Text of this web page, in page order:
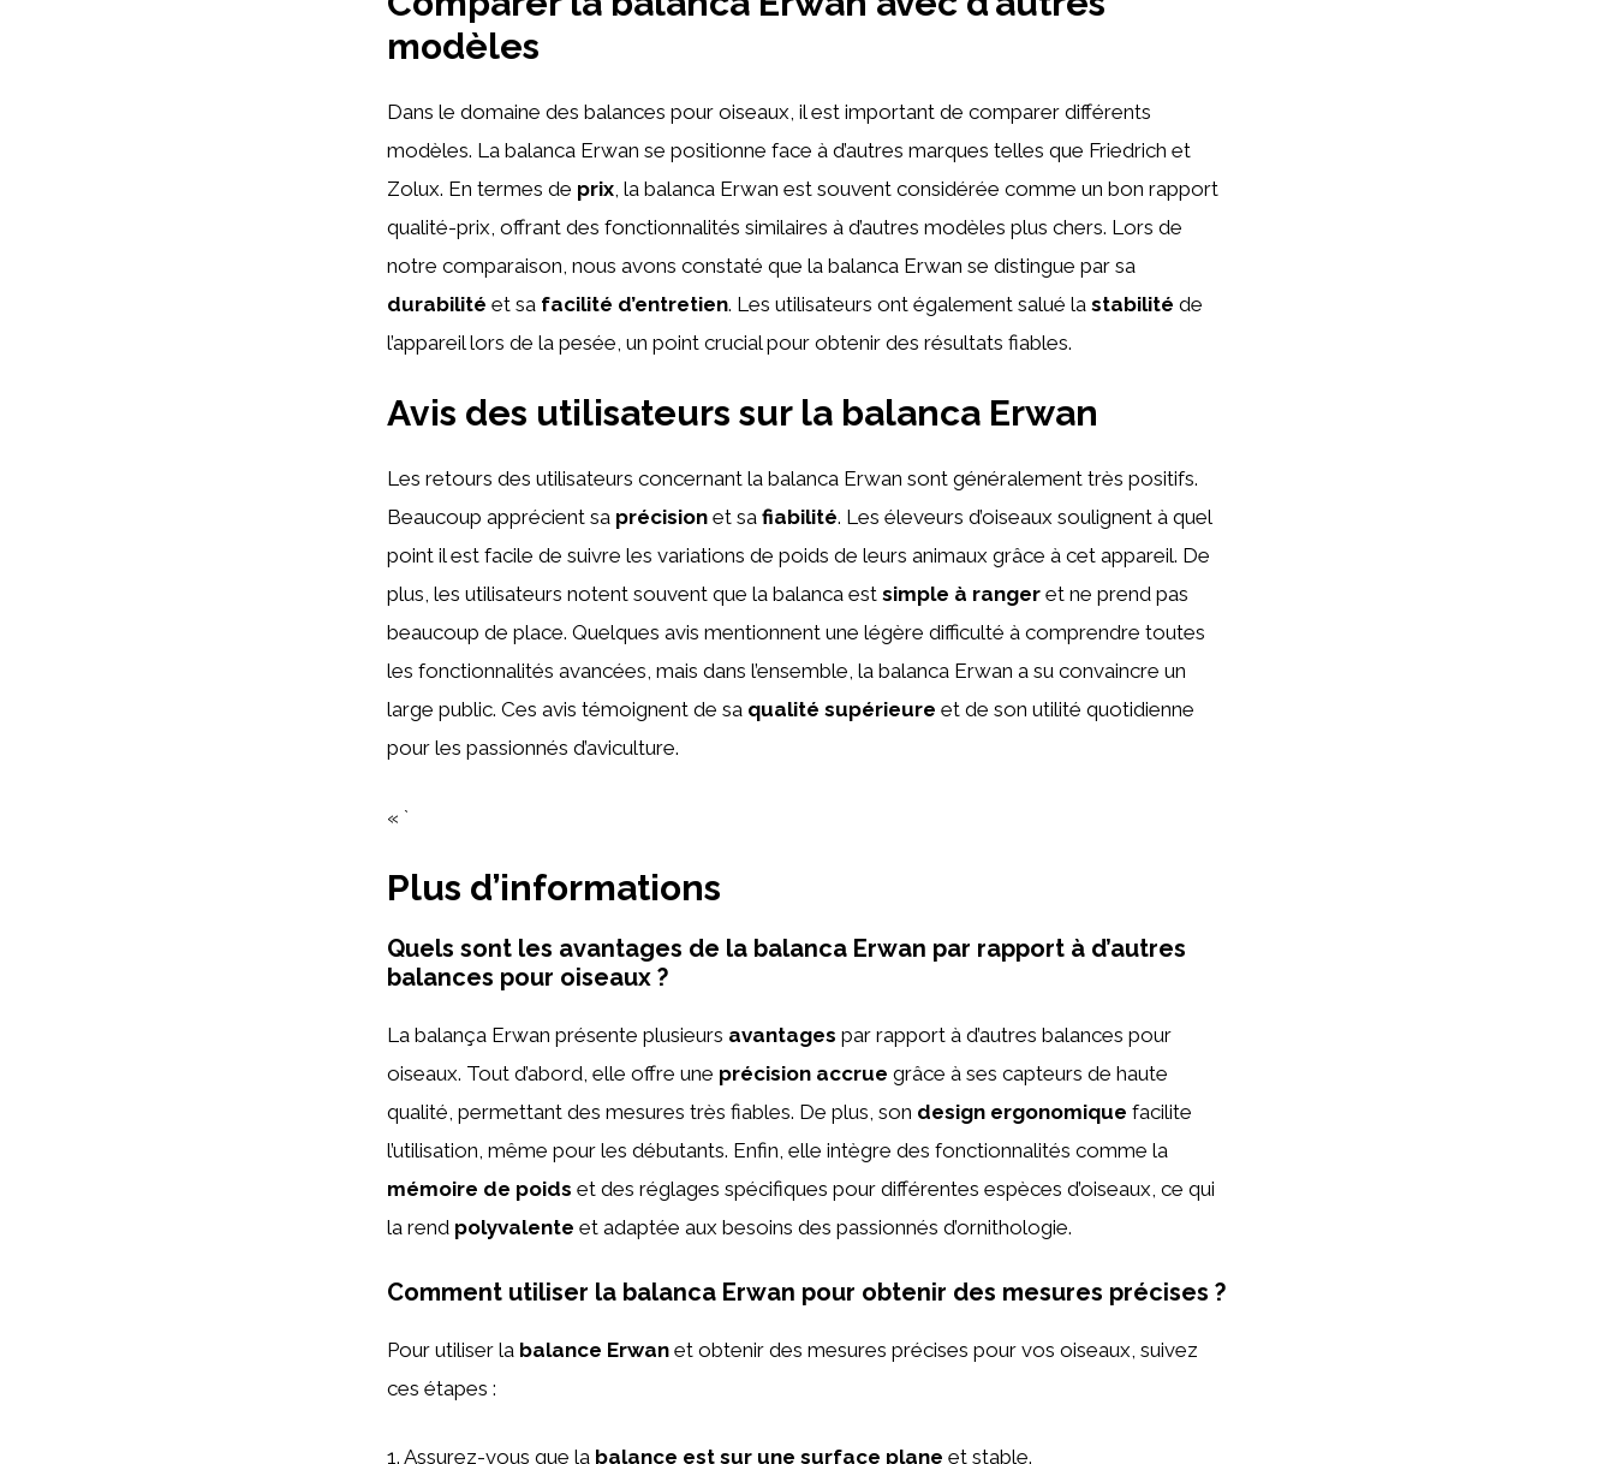
modèles
Dans le domaine des balances pour oiseaux, il est important de comparer différents
modèles. La balanca Erwan se positionne face à d’autres marques telles que Friedrich et
Zolux. En termes de prix , la balanca Erwan est souvent considérée comme un bon rapport
qualité-prix, offrant des fonctionnalités similaires à d’autres modèles plus chers. Lors de
notre comparaison, nous avons constaté que la balanca Erwan se distingue par sa
durabilité et sa facilité d’entretien. Les utilisateurs ont également salué la stabilité de
l’appareil lors de la pesée, un point crucial pour obtenir des résultats fiables.
Avis des utilisateurs sur la balanca Erwan
Les retours des utilisateurs concernant la balanca Erwan sont généralement très positifs.
Beaucoup apprécient sa précision et sa fiabilité. Les éleveurs d’oiseaux soulignent à quel
point il est facile de suivre les variations de poids de leurs animaux grâce à cet appareil. De
plus, les utilisateurs notent souvent que la balanca est simple à ranger et ne prend pas
beaucoup de place. Quelques avis mentionnent une légère difficulté à comprendre toutes
les fonctionnalités avancées, mais dans l’ensemble, la balanca Erwan a su convaincre un
large public. Ces avis témoignent de sa qualité supérieure et de son utilité quotidienne
pour les passionnés d’aviculture.
« `
Plus d’informations
Quels sont les avantages de la balanca Erwan par rapport à d’autres
balances pour oiseaux ?
La balança Erwan présente plusieurs avantages par rapport à d’autres balances pour
oiseaux. Tout d’abord, elle offre une précision accrue grâce à ses capteurs de haute
qualité, permettant des mesures très fiables. De plus, son design ergonomique facilite
l’utilisation, même pour les débutants. Enfin, elle intègre des fonctionnalités comme la
mémoire de poids et des réglages spécifiques pour différentes espèces d’oiseaux, ce qui
la rend polyvalente et adaptée aux besoins des passionnés d’ornithologie.
Comment utiliser la balanca Erwan pour obtenir des mesures précises ?
Pour utiliser la balance Erwan et obtenir des mesures précises pour vos oiseaux, suivez
ces étapes :
1. Assurez-vous que la balance est sur une surface plane et stable.